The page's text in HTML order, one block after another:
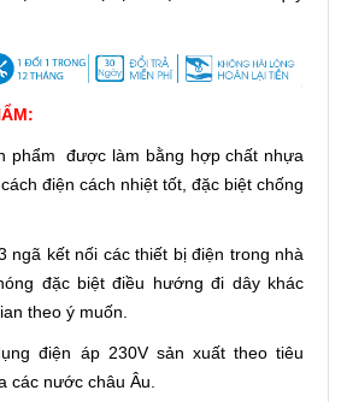
phẩm được làm bằng hợp chất nhựa
điện cách nhiệt tốt, đặc biệt chống
ngã kết nối các thiết bị điện trong nhà
đặc biệt điều hướng đi dây khác
theo ý muốn.
điện áp 230V sản xuất theo tiêu
các nước châu Âu.